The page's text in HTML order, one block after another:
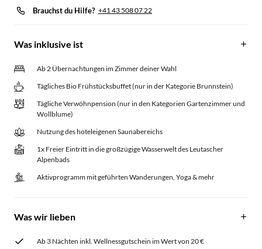
Brauchst du Hilfe? +41 43 508 07 22
Was inklusive ist
Ab 2 Übernachtungen im Zimmer deiner Wahl
Tägliches Bio Frühstücksbuffet (nur in der Kategorie Brunnstein)
Tägliche Verwöhnpension (nur in den Kategorien Gartenzimmer und
Wollblume)
Nutzung des hoteleigenen Saunabereichs
1x Freier Eintritt in die großzügige Wasserwelt des Leutascher
Alpenbads
Aktivprogramm mit geführten Wanderungen, Yoga & mehr
Was wir lieben
Ab 3 Nächten inkl. Wellnessgutschein im Wert von 20 €